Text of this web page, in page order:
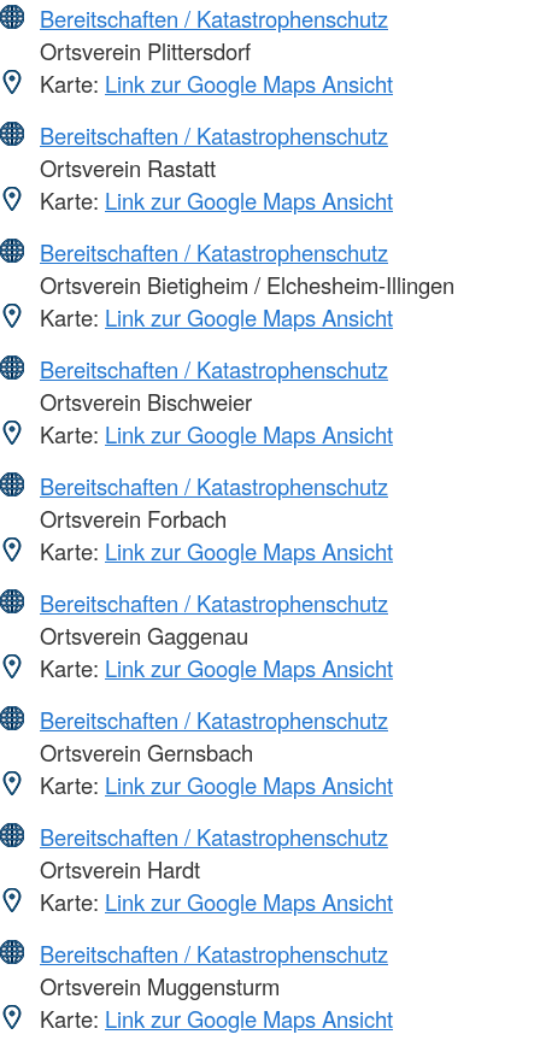
Bereitschaften / Katastrophenschutz
Ortsverein Plittersdorf
Karte: Link zur Google Maps Ansicht
Bereitschaften / Katastrophenschutz
Ortsverein Rastatt
Karte: Link zur Google Maps Ansicht
Bereitschaften / Katastrophenschutz
Ortsverein Bietigheim / Elchesheim-Illingen
Karte: Link zur Google Maps Ansicht
Bereitschaften / Katastrophenschutz
Ortsverein Bischweier
Karte: Link zur Google Maps Ansicht
Bereitschaften / Katastrophenschutz
Ortsverein Forbach
Karte: Link zur Google Maps Ansicht
Bereitschaften / Katastrophenschutz
Ortsverein Gaggenau
Karte: Link zur Google Maps Ansicht
Bereitschaften / Katastrophenschutz
Ortsverein Gernsbach
Karte: Link zur Google Maps Ansicht
Bereitschaften / Katastrophenschutz
Ortsverein Hardt
Karte: Link zur Google Maps Ansicht
Bereitschaften / Katastrophenschutz
Ortsverein Muggensturm
Karte: Link zur Google Maps Ansicht